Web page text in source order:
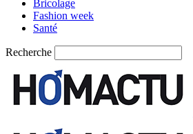
Bricolage
Fashion week
Santé
Recherche